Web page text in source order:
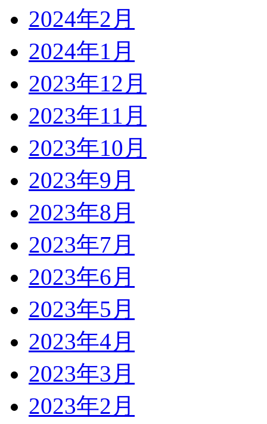
2024年2月
2024年1月
2023年12月
2023年11月
2023年10月
2023年9月
2023年8月
2023年7月
2023年6月
2023年5月
2023年4月
2023年3月
2023年2月